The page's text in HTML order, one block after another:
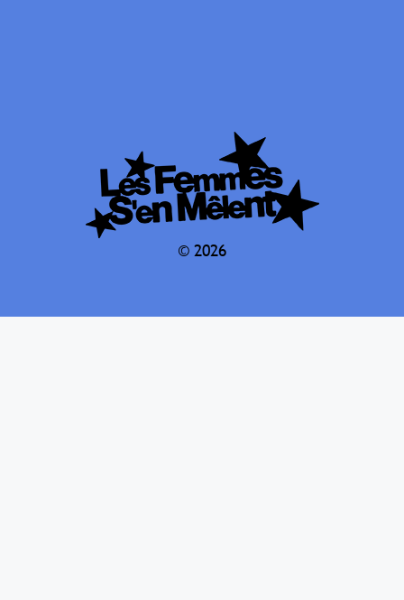
© 2026